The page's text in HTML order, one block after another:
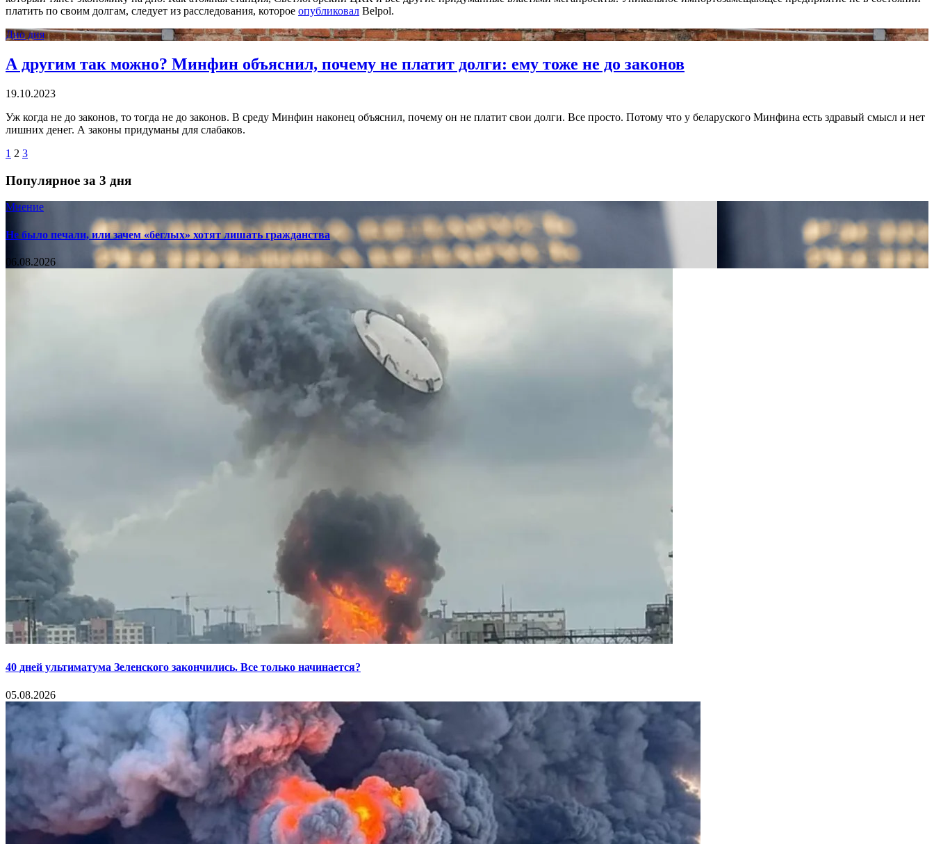
платить по своим долгам, следует из расследования, которое опубликовал Belpol.
Дно дня
А другим так можно? Минфин объяснил, почему не платит долги: ему тоже не до законов
19.10.2023
Уж когда не до законов, то тогда не до законов. В среду Минфин наконец объяснил, почему он не платит свои долги. Все просто. Потому что у беларуского Минфина есть здравый смысл и нет
лишних денег. А законы придуманы для слабаков.
1 2 3
Популярное за 3 дня
Мнение
Не было печали, или зачем «беглых» хотят лишать гражданства
06.08.2026
40 дней ультиматума Зеленского закончились. Все только начинается?
05.08.2026